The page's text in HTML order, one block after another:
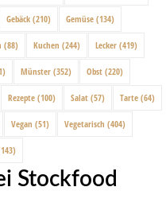
Gebäck (210) Gemüse (134)
(88) Kuchen (244) Lecker (419)
Münster (352) Obst (220)
Rezepte (100) Salat (57) Tarte (64)
Vegan (51) Vegetarisch (404)
Stockfood